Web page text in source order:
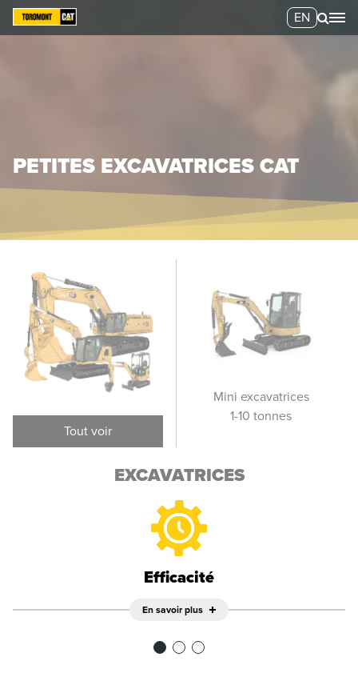
EN
PETITES EXCAVATRICES CAT
Tout voir
Excavatrices sur
pneus
Mini excavatrices
1-10 tonnes
EXCAVATRICES
Efficacité
En savoir plus